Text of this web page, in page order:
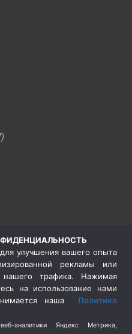
улучшения вашего опыта
рекламы или
трафика. Нажимая
на использование нами
наша Политика
аналитики Яндекс Метрика,